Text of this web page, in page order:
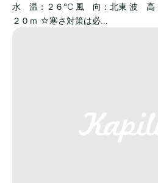
水 温：２６℃ 風 向：北東 波 高：
２０ｍ ☆寒さ対策は必…